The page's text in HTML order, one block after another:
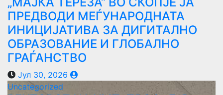
ПРЕДВОДИ МЕЃУНАРОДНАТА
ИНИЦИЈАТИВА ЗА ДИГИТАЛНО
ОБРАЗОВАНИЕ И ГЛОБАЛНО
ГРАЃАНСТВО
Јул 30, 2026
Uncategorized